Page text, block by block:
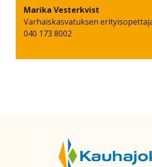
Marika Vesterkvist
Varhaiskasvatuksen
040 173 8002